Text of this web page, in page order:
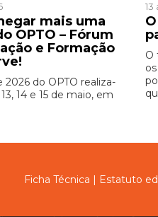
mais uma
OPTO – Fórum
e Formação
2026 do OPTO realiza-
14 e 15 de maio, em
13
O
Ficha Técnica | Estatuto